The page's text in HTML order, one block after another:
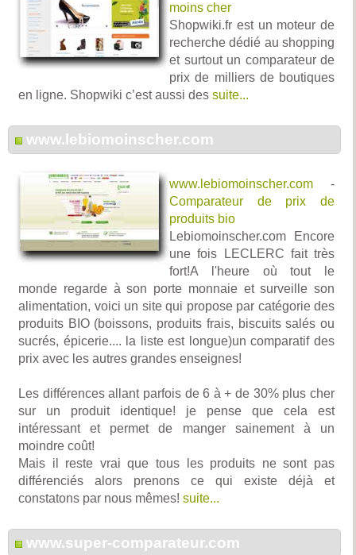
moins cher
Shopwiki.fr est un moteur de
recherche dédié au shopping
et surtout un comparateur de
prix de milliers de boutiques
en ligne. Shopwiki c’est aussi des suite...
www.lebiomoinscher.com
www.lebiomoinscher.com -
Comparateur de prix de
produits bio
Lebiomoinscher.com Encore
une fois LECLERC fait très
fort!A l'heure où tout le
monde regarde à son porte monnaie et surveille son
alimentation, voici un site qui propose par catégorie des
produits BIO (boissons, produits frais, biscuits salés ou
sucrés, épicerie.... la liste est longue)un comparatif des
prix avec les autres grandes enseignes!
Les différences allant parfois de 6 à + de 30% plus cher
sur un produit identique! je pense que cela est
intéressant et permet de manger sainement à un
moindre coût!
Mais il reste vrai que tous les produits ne sont pas
différenciés alors prenons ce qui existe déjà et
constatons par nous mêmes! suite...
www.super-comparateur.com